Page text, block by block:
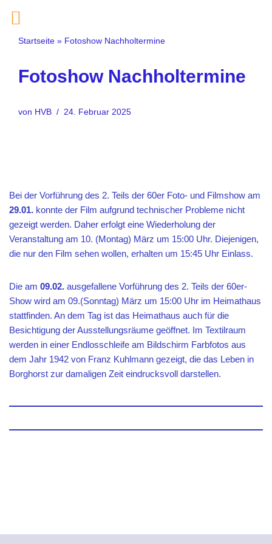
Inhalt
Startseite » Fotoshow Nachholtermine
Fotoshow Nachholtermine
von HVB 24. Februar 2025
Bei der Vorführung des 2. Teils der 60er Foto- und Filmshow am
29.01. konnte der Film aufgrund technischer Probleme nicht
gezeigt werden. Daher erfolgt eine Wiederholung der
Veranstaltung am 10. (Montag) März um 15:00 Uhr. Diejenigen,
die nur den Film sehen wollen, erhalten um 15:45 Uhr Einlass.
Die am 09.02. ausgefallene Vorführung des 2. Teils der 60er-
Show wird am 09.(Sonntag) März um 15:00 Uhr im Heimathaus
stattfinden. An dem Tag ist das Heimathaus auch für die
Besichtigung der Ausstellungsräume geöffnet. Im Textilraum
werden in einer Endlosschleife am Bildschirm Farbfotos aus
dem Jahr 1942 von Franz Kuhlmann gezeigt, die das Leben in
Borghorst zur damaligen Zeit eindrucksvoll darstellen.